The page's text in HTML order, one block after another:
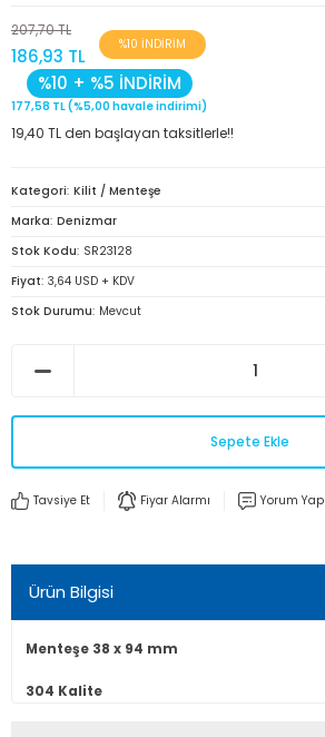
207,70 TL
186,93 TL
%10 İNDİRİM
%10 + %5 İNDİRİM
177,58 TL (%5,00 havale indirimi)
19,40 TL den başlayan taksitlerle!!
Kategori Kilit / Menteşe
Marka Denizmar
Stok Kodu SR23128
Fiyat 3,64 USD + KDV
Stok Durumu Mevcut
Sepete Ekle
Tavsiye Et Fiyar Alarmı Yorum Yap
Ürün Bilgisi
Menteşe 38 x 94 mm
304 Kalite